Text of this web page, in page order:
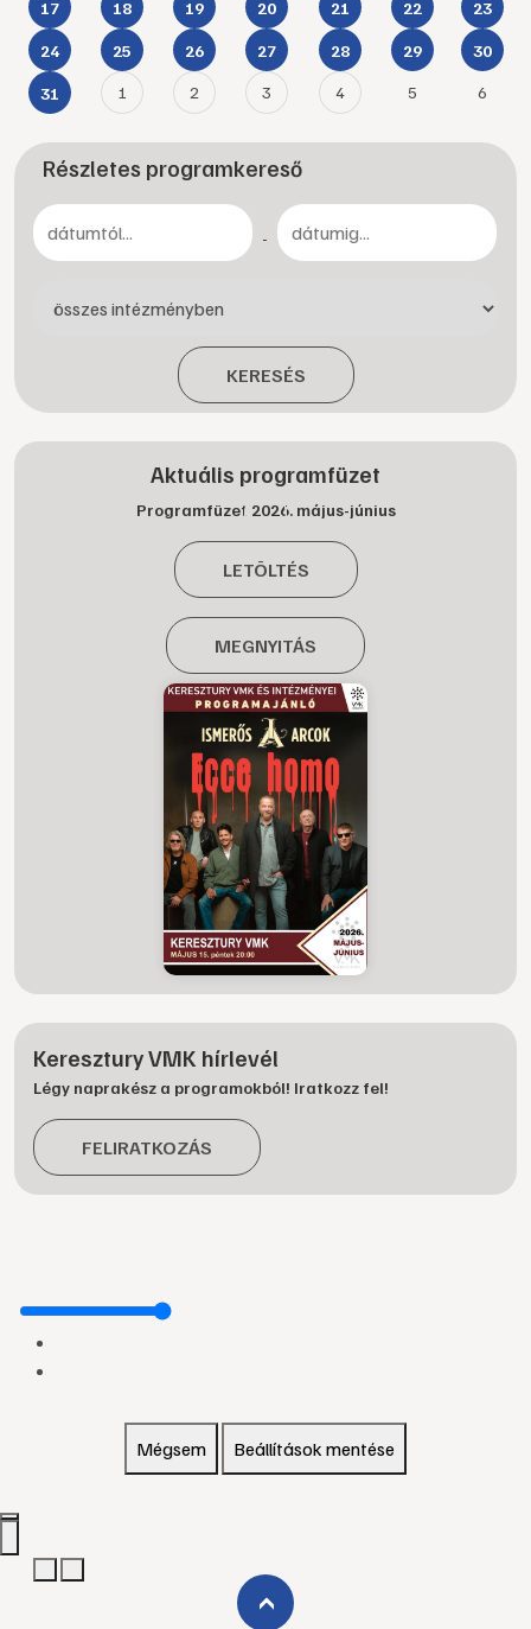
17 18 19 20 21 22 23
24 25 26 27 28 29 30
31 1 2 3 4 5 6
Részletes programkereső
-
KERESÉS
Aktuális programfüzet
Programfüzet 2026. május-június
LETÖLTÉS
MEGNYITÁS
Keresztury VMK hírlevél
Légy naprakész a programokból! Iratkozz fel!
FELIRATKOZÁS
Mégsem Beállítások mentése
›